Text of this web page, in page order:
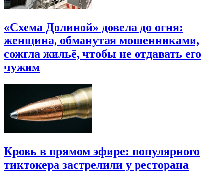
«Схема Долиной» довела до огня:
женщина, обманутая мошенниками,
сожгла жильё, чтобы не отдавать его
чужим
Кровь в прямом эфире: популярного
тиктокера застрелили у ресторана